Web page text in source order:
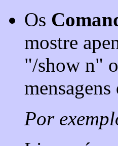
Os
mostre
"/show n"
Por